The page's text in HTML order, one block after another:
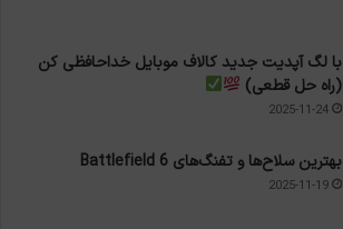
با لگ آپدیت جدید کالاف موبایل خداحافظی کن
(راه حل قطعی)
2025-11-24
بهترین سلاح‌ها و تفنگ‌های Battlefield 6
2025-11-19